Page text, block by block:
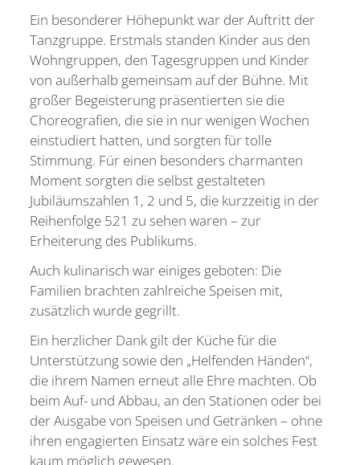
Ein besonderer Höhepunkt war der Auftritt der
Tanzgruppe. Erstmals standen Kinder aus den
Wohngruppen, den Tagesgruppen und Kinder
von außerhalb gemeinsam auf der Bühne. Mit
großer Begeisterung präsentierten sie die
Choreografien, die sie in nur wenigen Wochen
einstudiert hatten, und sorgten für tolle
Stimmung. Für einen besonders charmanten
Moment sorgten die selbst gestalteten
Jubiläumszahlen 1, 2 und 5, die kurzzeitig in der
Reihenfolge 521 zu sehen waren – zur
Erheiterung des Publikums.
Auch kulinarisch war einiges geboten: Die
Familien brachten zahlreiche Speisen mit,
zusätzlich wurde gegrillt.
Ein herzlicher Dank gilt der Küche für die
Unterstützung sowie den „Helfenden Händen“,
die ihrem Namen erneut alle Ehre machten. Ob
beim Auf- und Abbau, an den Stationen oder bei
der Ausgabe von Speisen und Getränken – ohne
ihren engagierten Einsatz wäre ein solches Fest
kaum möglich gewesen.